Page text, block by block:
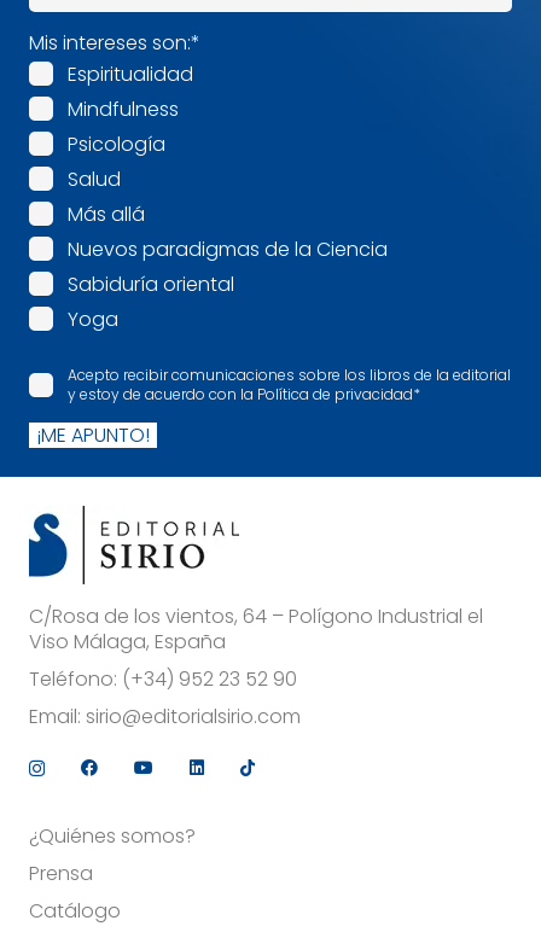
Mis intereses son:*
Espiritualidad
Mindfulness
Psicología
Salud
Más allá
Nuevos paradigmas de la Ciencia
Sabiduría oriental
Yoga
Acepto recibir comunicaciones sobre los libros de la editorial
y estoy de acuerdo con la Política de privacidad*
¡ME APUNTO!
C/Rosa de los vientos, 64 – Polígono Industrial el
Viso Málaga, España
Teléfono: (+34) 952 23 52 90
Email: sirio@editorialsirio.com
¿Quiénes somos?
Prensa
Catálogo